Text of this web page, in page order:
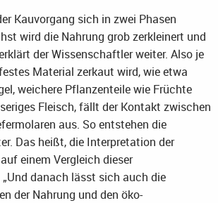
Kauvorgang sich in zwei Phasen
wird die Nahrung grob zerkleinert und
der Wissenschaftler weiter. Also je
Material zerkaut wird, wie etwa
weichere Pflanzenteile wie Früchte
Fleisch, fällt der Kontakt zwischen
aus. So entstehen die
Das heißt, die Interpretation der
einem Vergleich dieser
„Und danach lässt sich auch die
der Nahrung und den öko-